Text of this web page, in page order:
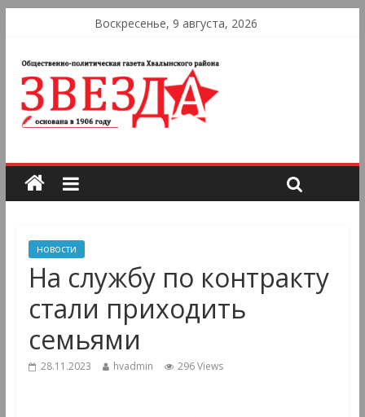
Воскресенье, 9 августа, 2026
новости
На службу по контракту
стали приходить
семьями
28.11.2023 hvadmin 296 Views